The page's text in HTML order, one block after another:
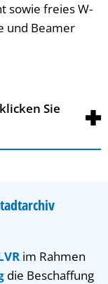
sowie freies W-
und Beamer
Sie
im Rahmen
die Beschaffung